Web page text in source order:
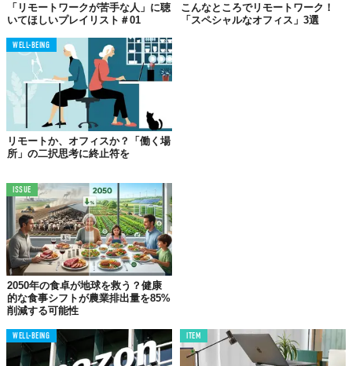
「リモートワークが苦手な人」に聴
いてほしいプレイリスト＃01
こんなところでリモートワーク！
「スペシャルなオフィス」3選
WELL-BEING
リモートか、オフィスか？「働く場
所」の二択思考に終止符を
ISSUE
2050年の食卓が地球を救う？健康
的な食事シフトが農業排出量を85%
削減する可能性
WELL-BEING ITEM